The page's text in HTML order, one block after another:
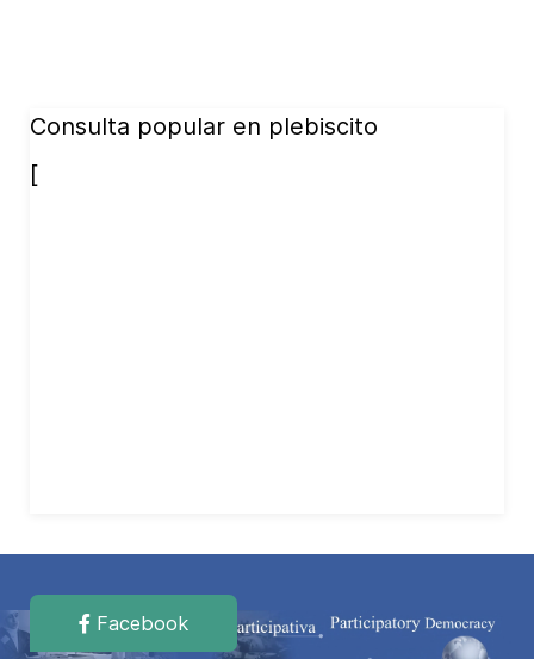
Consulta popular en plebiscito
[
Facebook